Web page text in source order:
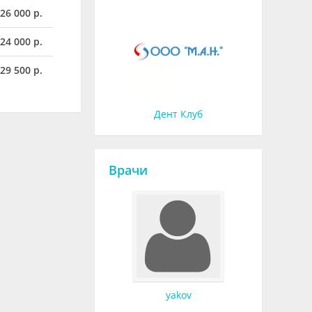
26 000 р.
000 р.
29 500 р.
Дент Клуб
Врачи
yakov